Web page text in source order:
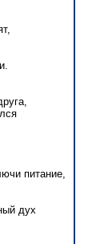
питание,
дух